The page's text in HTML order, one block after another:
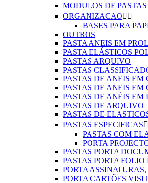
MODULOS DE
ORGANIZACAO 
BASES PARA
OUTROS
PASTA ANEIS EM
PASTA ELÁSTICOS
PASTAS ARQUIVO
PASTAS
PASTAS DE ANEIS EM
PASTAS DE ANEIS EM
PASTAS DE ANÉIS EM
PASTAS DE ARQUIVO
PASTAS DE
PASTAS ESPECIFICAS
PASTAS COM
PORTA
PASTAS PORTA
PASTAS PORTA FOLIO
PORTA
PORTA CARTÕES